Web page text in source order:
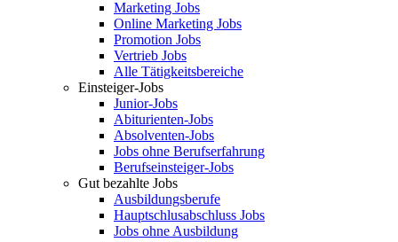
Marketing Jobs
Online Marketing Jobs
Promotion Jobs
Vertrieb Jobs
Alle Tätigkeitsbereiche
Einsteiger-Jobs
Junior-Jobs
Abiturienten-Jobs
Absolventen-Jobs
Jobs ohne Berufserfahrung
Berufseinsteiger-Jobs
Gut bezahlte Jobs
Ausbildungsberufe
Hauptschlusabschluss Jobs
Jobs ohne Ausbildung